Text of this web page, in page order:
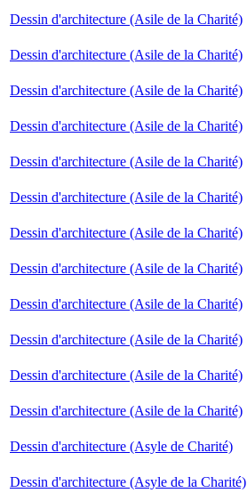
Dessin d'architecture (Asile de la Charité)
Dessin d'architecture (Asile de la Charité)
Dessin d'architecture (Asile de la Charité)
Dessin d'architecture (Asile de la Charité)
Dessin d'architecture (Asile de la Charité)
Dessin d'architecture (Asile de la Charité)
Dessin d'architecture (Asile de la Charité)
Dessin d'architecture (Asile de la Charité)
Dessin d'architecture (Asile de la Charité)
Dessin d'architecture (Asile de la Charité)
Dessin d'architecture (Asile de la Charité)
Dessin d'architecture (Asile de la Charité)
Dessin d'architecture (Asyle de Charité)
Dessin d'architecture (Asyle de la Charité)